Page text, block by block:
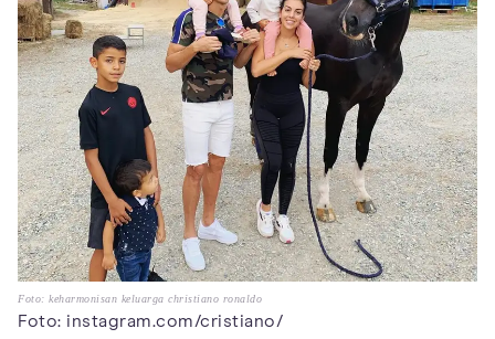
Foto: keharmonisan keluarga christiano ronaldo
Foto: instagram.com/cristiano/